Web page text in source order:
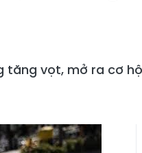
vọt, mở ra cơ